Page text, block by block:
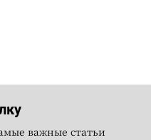
важные статьи